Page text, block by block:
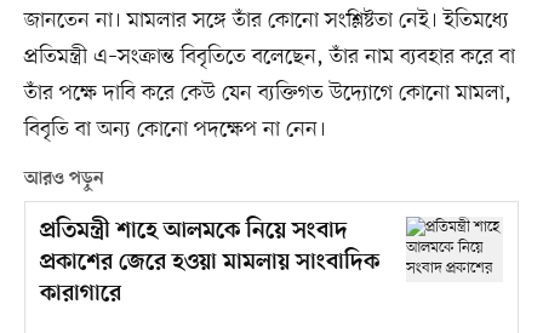
জানতেন না। মামলার সঙ্গে তাঁর কোনো সংশ্লিষ্টতা নেই। ইতিমধ্যে
প্রতিমন্ত্রী এ–সংক্রান্ত বিবৃতিতে বলেছেন, তাঁর নাম ব্যবহার করে বা
তাঁর পক্ষে দাবি করে কেউ যেন ব্যক্তিগত উদ্যোগে কোনো মামলা,
বিবৃতি বা অন্য কোনো পদক্ষেপ না নেন।
আরও পড়ুন
প্রতিমন্ত্রী শাহে আলমকে নিয়ে সংবাদ
প্রকাশের জেরে হওয়া মামলায় সাংবাদিক
কারাগারে